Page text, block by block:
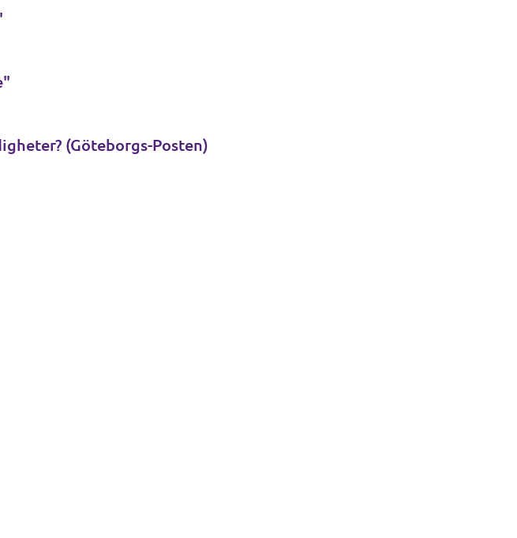
(Göteborgs-Posten)